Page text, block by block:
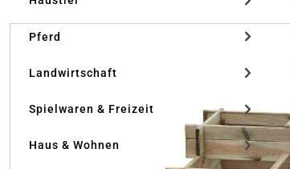
Pferd
Landwirtschaft
Spielwaren & Freizeit
Haus & Wohnen
Bildergalerie überspringen